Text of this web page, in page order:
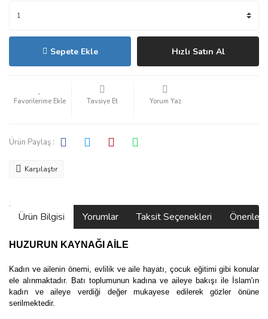
Sepete Ekle Hızlı Satın Al
Tavsiye Et Yorum Yaz
Ürün Paylaş :
Karşılaştır
Ürün Bilgisi Yorumlar Taksit Seçenekleri
HUZURUN KAYNAĞI AİLE
Kadın ve ailenin önemi, evlilik ve aile hayatı, çocuk eğitimi gibi konular
ele alınmaktadır. Batı toplumunun kadına ve aileye bakışı ile İslam'ın
kadın ve aileye verdiği değer mukayese edilerek gözler önüne
serilmektedir.